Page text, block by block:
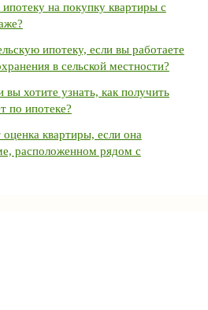
на покупку квартиры с
ипотеку, если вы работаете
в сельской местности?
вы хотите узнать, как получить
по ипотеке?
квартиры, если она
расположенном рядом с